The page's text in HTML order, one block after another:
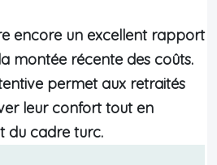
encore un excellent rapport
montée récente des coûts.
permet aux retraités
leur confort tout en
du cadre turc.